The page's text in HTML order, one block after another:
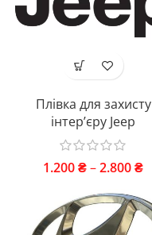
Плівка для захисту
інтер’єру Jeep
1.200₴–2.800₴